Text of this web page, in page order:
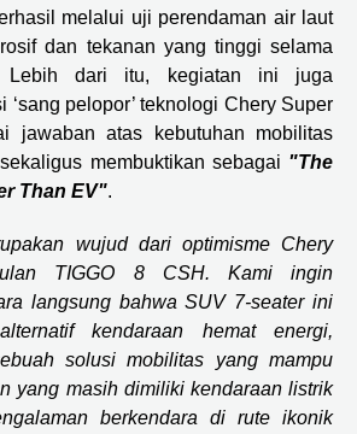
melalui uji perendaman air laut
dan tekanan yang tinggi selama
Lebih dari itu, kegiatan ini juga
‘sang pelopor’ teknologi Chery Super
jawaban atas kebutuhan mobilitas
membuktikan sebagai "The
Than EV".
wujud dari optimisme Chery
TIGGO 8 CSH. Kami ingin
langsung bahwa SUV 7-seater ini
kendaraan hemat energi,
solusi mobilitas yang mampu
yang masih dimiliki kendaraan listrik
berkendara di rute ikonik